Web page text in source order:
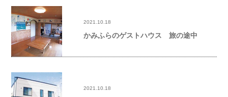
2021.10.18
かみふらのゲストハウス 旅の途中
2021.10.18